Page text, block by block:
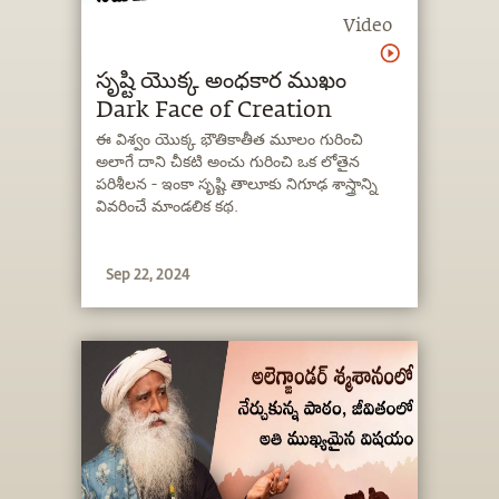
Video
సృష్టి యొక్క అంధకార ముఖం
Dark Face of Creation
ఈ విశ్వం యొక్క భౌతికాతీత మూలం గురించి
అలాగే దాని చీకటి అంచు గురించి ఒక లోతైన
పరిశీలన - ఇంకా సృష్టి తాలూకు నిగూఢ శాస్త్రాన్ని
వివరించే మాండలిక కథ.
Sep 22, 2024